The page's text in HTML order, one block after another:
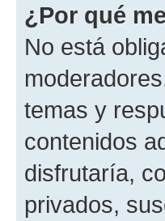
¿Por qué
No está
temas y
contenidos
disfrutaría,
privados,